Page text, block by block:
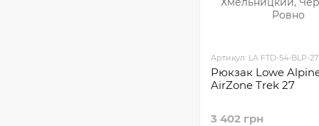
Артикул: LA FTD-54-BLP-27
Рюкзак Lowe
AirZone Trek 27
3 402 грн